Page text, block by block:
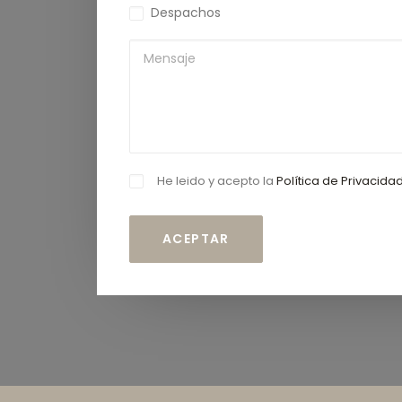
Despachos
He leido y acepto laPolítica de